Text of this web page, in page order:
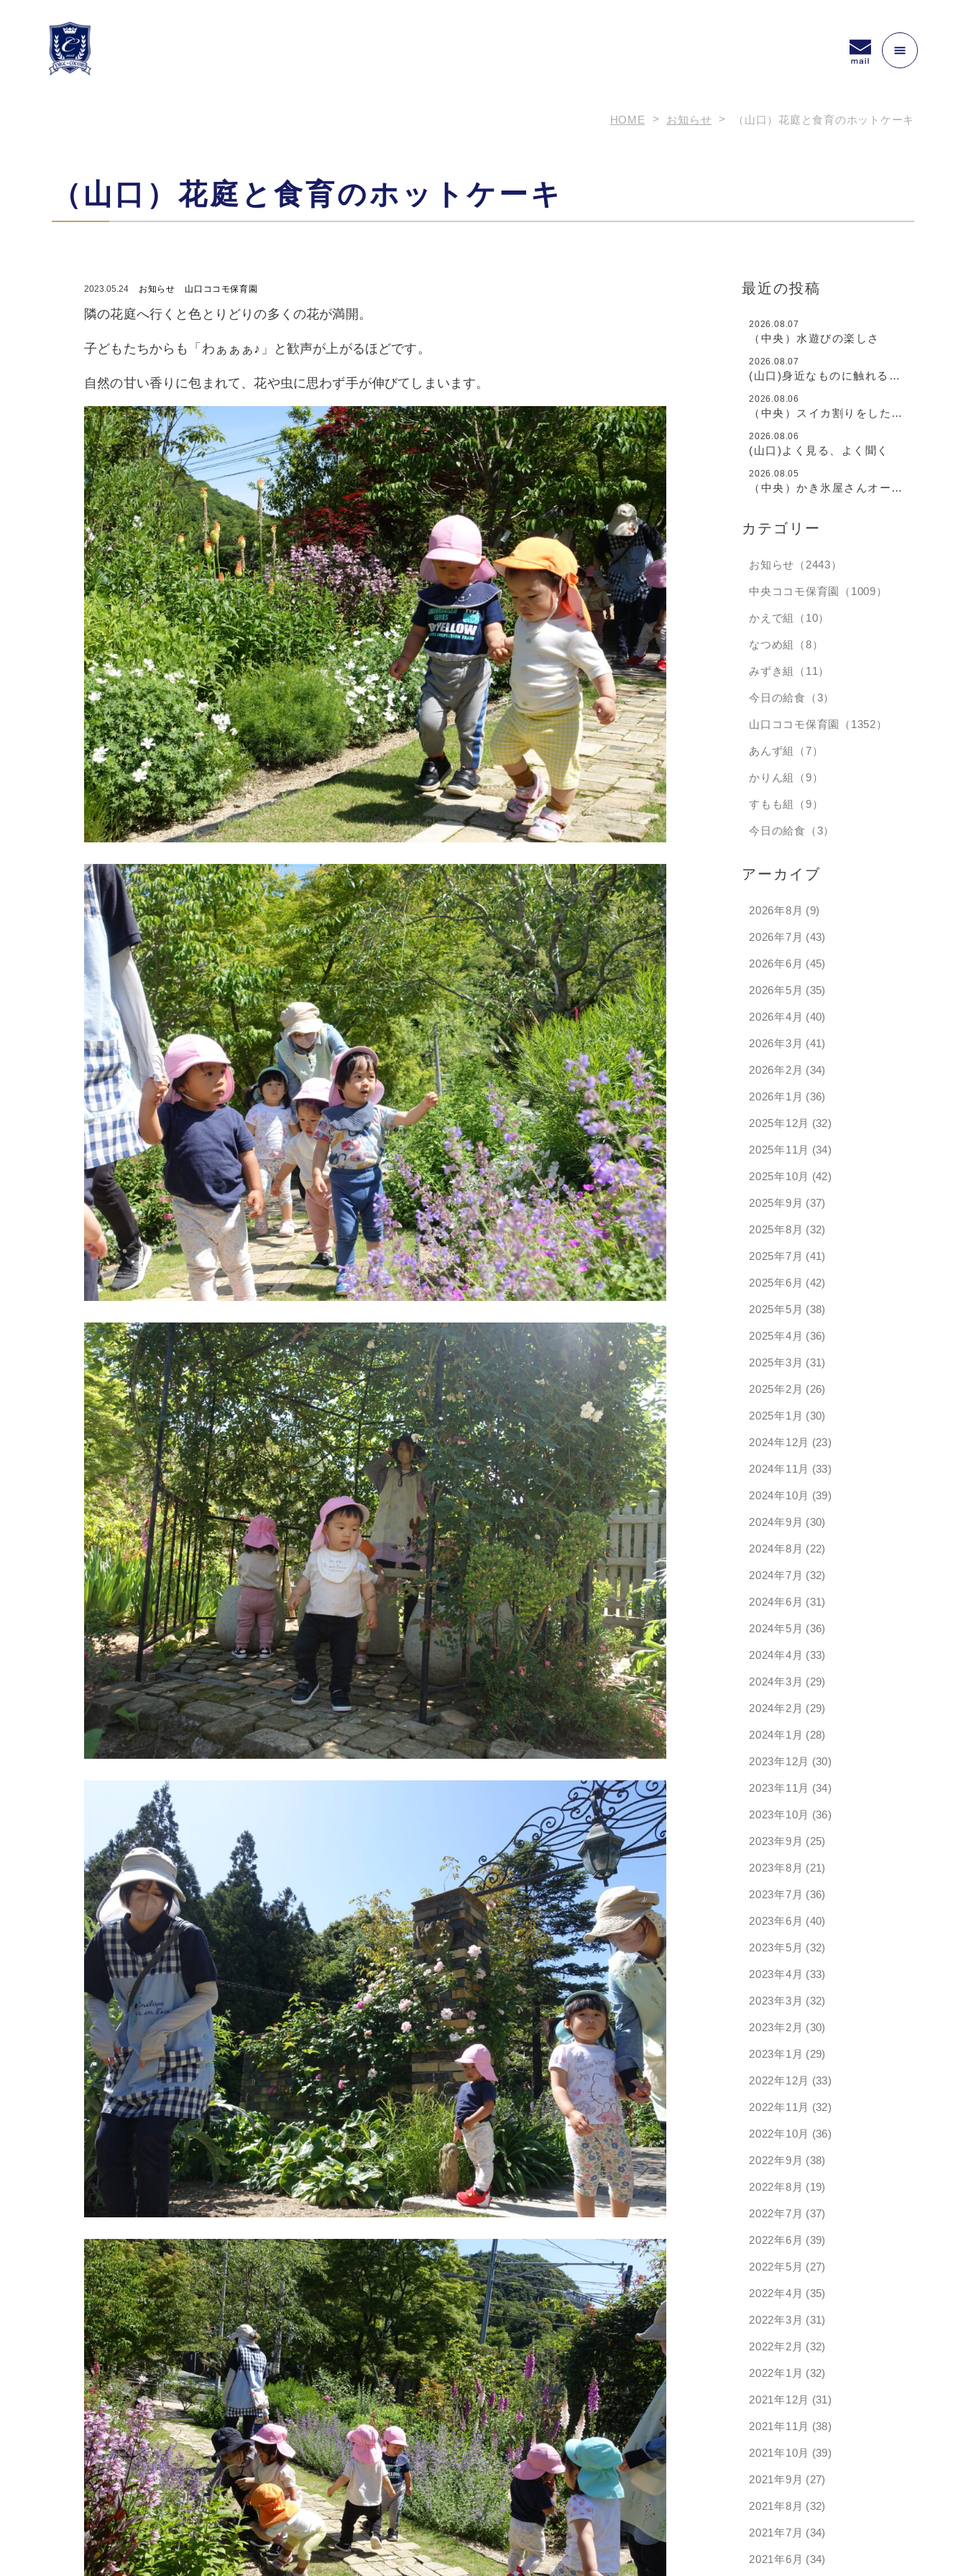
HOME お知らせ （山口）花庭と食育のホットケーキ
（山口）花庭と食育のホットケーキ
2023.05.24 お知らせ 山口ココモ保育園
隣の花庭へ行くと色とりどりの多くの花が満開。
子どもたちからも「わぁぁぁ♪」と歓声が上がるほどです。
自然の甘い香りに包まれて、花や虫に思わず手が伸びてしまいます。
最近の投稿
2026.08.07
（中央）水遊びの楽しさ
2026.08.07
(山口)身近なものに触れるこ
2026.08.06
（中央）スイカ割りをしたよ
2026.08.06
(山口)よく見る、よく聞く
2026.08.05
（中央）かき氷屋さんオープ
カテゴリー
お知らせ（2443）
中央ココモ保育園（1009）
かえで組（10）
なつめ組（8）
みずき組（11）
今日の給食（3）
山口ココモ保育園（1352）
あんず組（7）
かりん組（9）
すもも組（9）
今日の給食（3）
アーカイブ
2026年8月 (9)
2026年7月 (43)
2026年6月 (45)
2026年5月 (35)
2026年4月 (40)
2026年3月 (41)
2026年2月 (34)
2026年1月 (36)
2025年12月 (32)
2025年11月 (34)
2025年10月 (42)
2025年9月 (37)
2025年8月 (32)
2025年7月 (41)
2025年6月 (42)
2025年5月 (38)
2025年4月 (36)
2025年3月 (31)
2025年2月 (26)
2025年1月 (30)
2024年12月 (23)
2024年11月 (33)
2024年10月 (39)
2024年9月 (30)
2024年8月 (22)
2024年7月 (32)
2024年6月 (31)
2024年5月 (36)
2024年4月 (33)
2024年3月 (29)
2024年2月 (29)
2024年1月 (28)
2023年12月 (30)
2023年11月 (34)
2023年10月 (36)
2023年9月 (25)
2023年8月 (21)
2023年7月 (36)
2023年6月 (40)
2023年5月 (32)
2023年4月 (33)
2023年3月 (32)
2023年2月 (30)
2023年1月 (29)
2022年12月 (33)
2022年11月 (32)
2022年10月 (36)
2022年9月 (38)
2022年8月 (19)
2022年7月 (37)
2022年6月 (39)
2022年5月 (27)
2022年4月 (35)
2022年3月 (31)
2022年2月 (32)
2022年1月 (32)
2021年12月 (31)
2021年11月 (38)
2021年10月 (39)
2021年9月 (27)
2021年8月 (32)
2021年7月 (34)
2021年6月 (34)